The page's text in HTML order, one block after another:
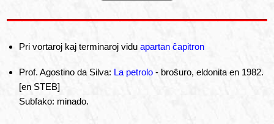
Pri vortaroj kaj terminaroj vidu apartan ĉapitron
Prof. Agostino da Silva: La petrolo - broŝuro, eldonita en 1982.
[en STEB]
Subfako: minado.